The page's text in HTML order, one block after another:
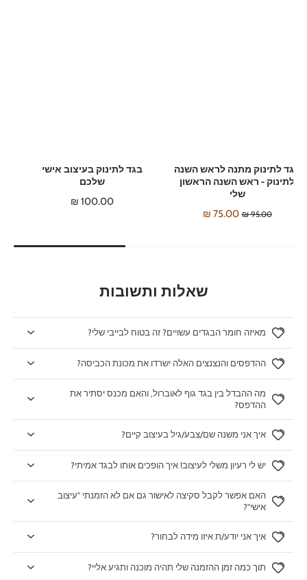
בגד לתינוק בעיצוב אישי
שלכם
100.00 ₪
בגד לתינוק מתנה לראש השנה
לתינוק - ראש השנה הראשון
שלי
95.00 ₪
75.00 ₪
שאלות ותשובות
מאיזה חומר הבגדים עשויים? זה בטוח לבייבי שלי?
ההדפסים והנצנצים האלה ישרדו את מכונת הכביסה?
מה ההבדל בין בגד גוף לאוברול, והאם מכנס יסתיר את
ההדפס?
איך אני משנה שם/צבע/גיל בעיצוב קיים?
יש לי רעיון משלי לעיצוב! איך הופכים אותו לבגד אמיתי?
האם אפשר לקבל סקיצה לאישור גם אם לא הזמנתי "עיצוב
אישי"?
איך אני יודע/ת איזו מידה לבחור?
תוך כמה זמן ההזמנה שלי תהיה מוכנה ותגיע אליי?